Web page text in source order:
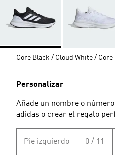
Core Black / Cloud White / Core
Personalizar
Añade un nombre o
adidas o crear el regalo
Pie izquierdo 0 / 11